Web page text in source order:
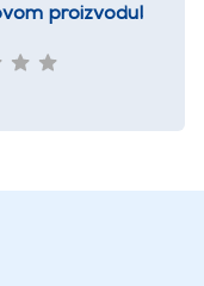
proizvodu!